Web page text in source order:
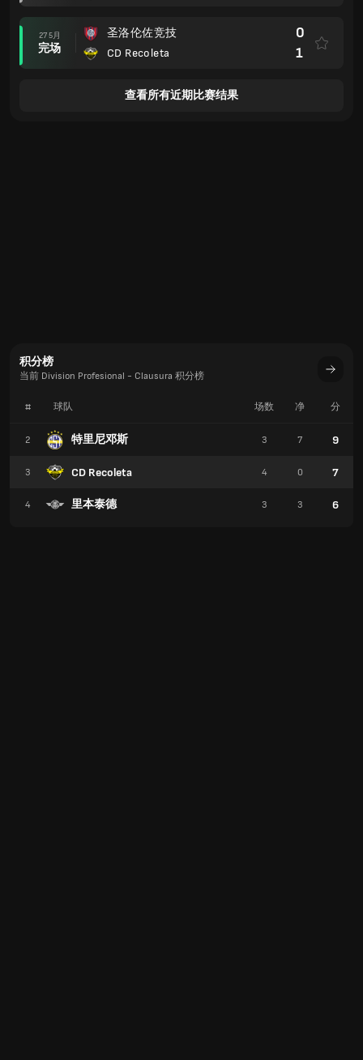
27 5月
完场
圣洛伦佐竞技
CD Recoleta
0
1
查看所有近期比赛结果
积分榜
当前 Division Profesional - Clausura 积分榜
# 球队
2 特里尼邓斯
3 CD Recoleta
4 里本泰德
场数 净 分
3 7 9
4 0 7
3 3 6